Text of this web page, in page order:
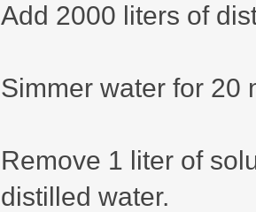
Add 2000 liters of
Simmer water for 20
Remove 1 liter of
distilled water.